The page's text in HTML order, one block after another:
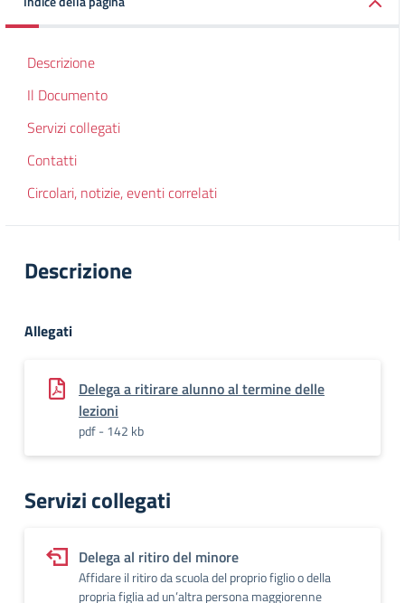
Descrizione
Il Documento
Servizi collegati
Contatti
Circolari, notizie, eventi correlati
Descrizione
Allegati
Delega a ritirare alunno al termine delle
lezioni
pdf - 142 kb
Servizi collegati
Delega al ritiro del minore
Affidare il ritiro da scuola del proprio figlio o della
propria figlia ad un’altra persona maggiorenne